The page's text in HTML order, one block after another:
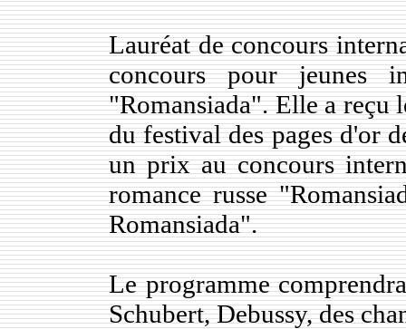
Lauréat de concours
concours pour jeunes
"Romansiada". Elle a reçu
du festival des pages d'or
un prix au concours
romance russe
Romansiada".
Le programme
Schubert, Debussy, des